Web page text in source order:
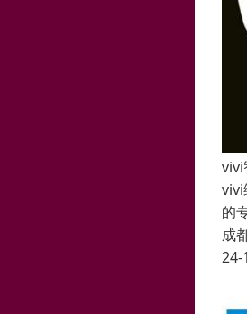
vivi
vivi
的
成
24-